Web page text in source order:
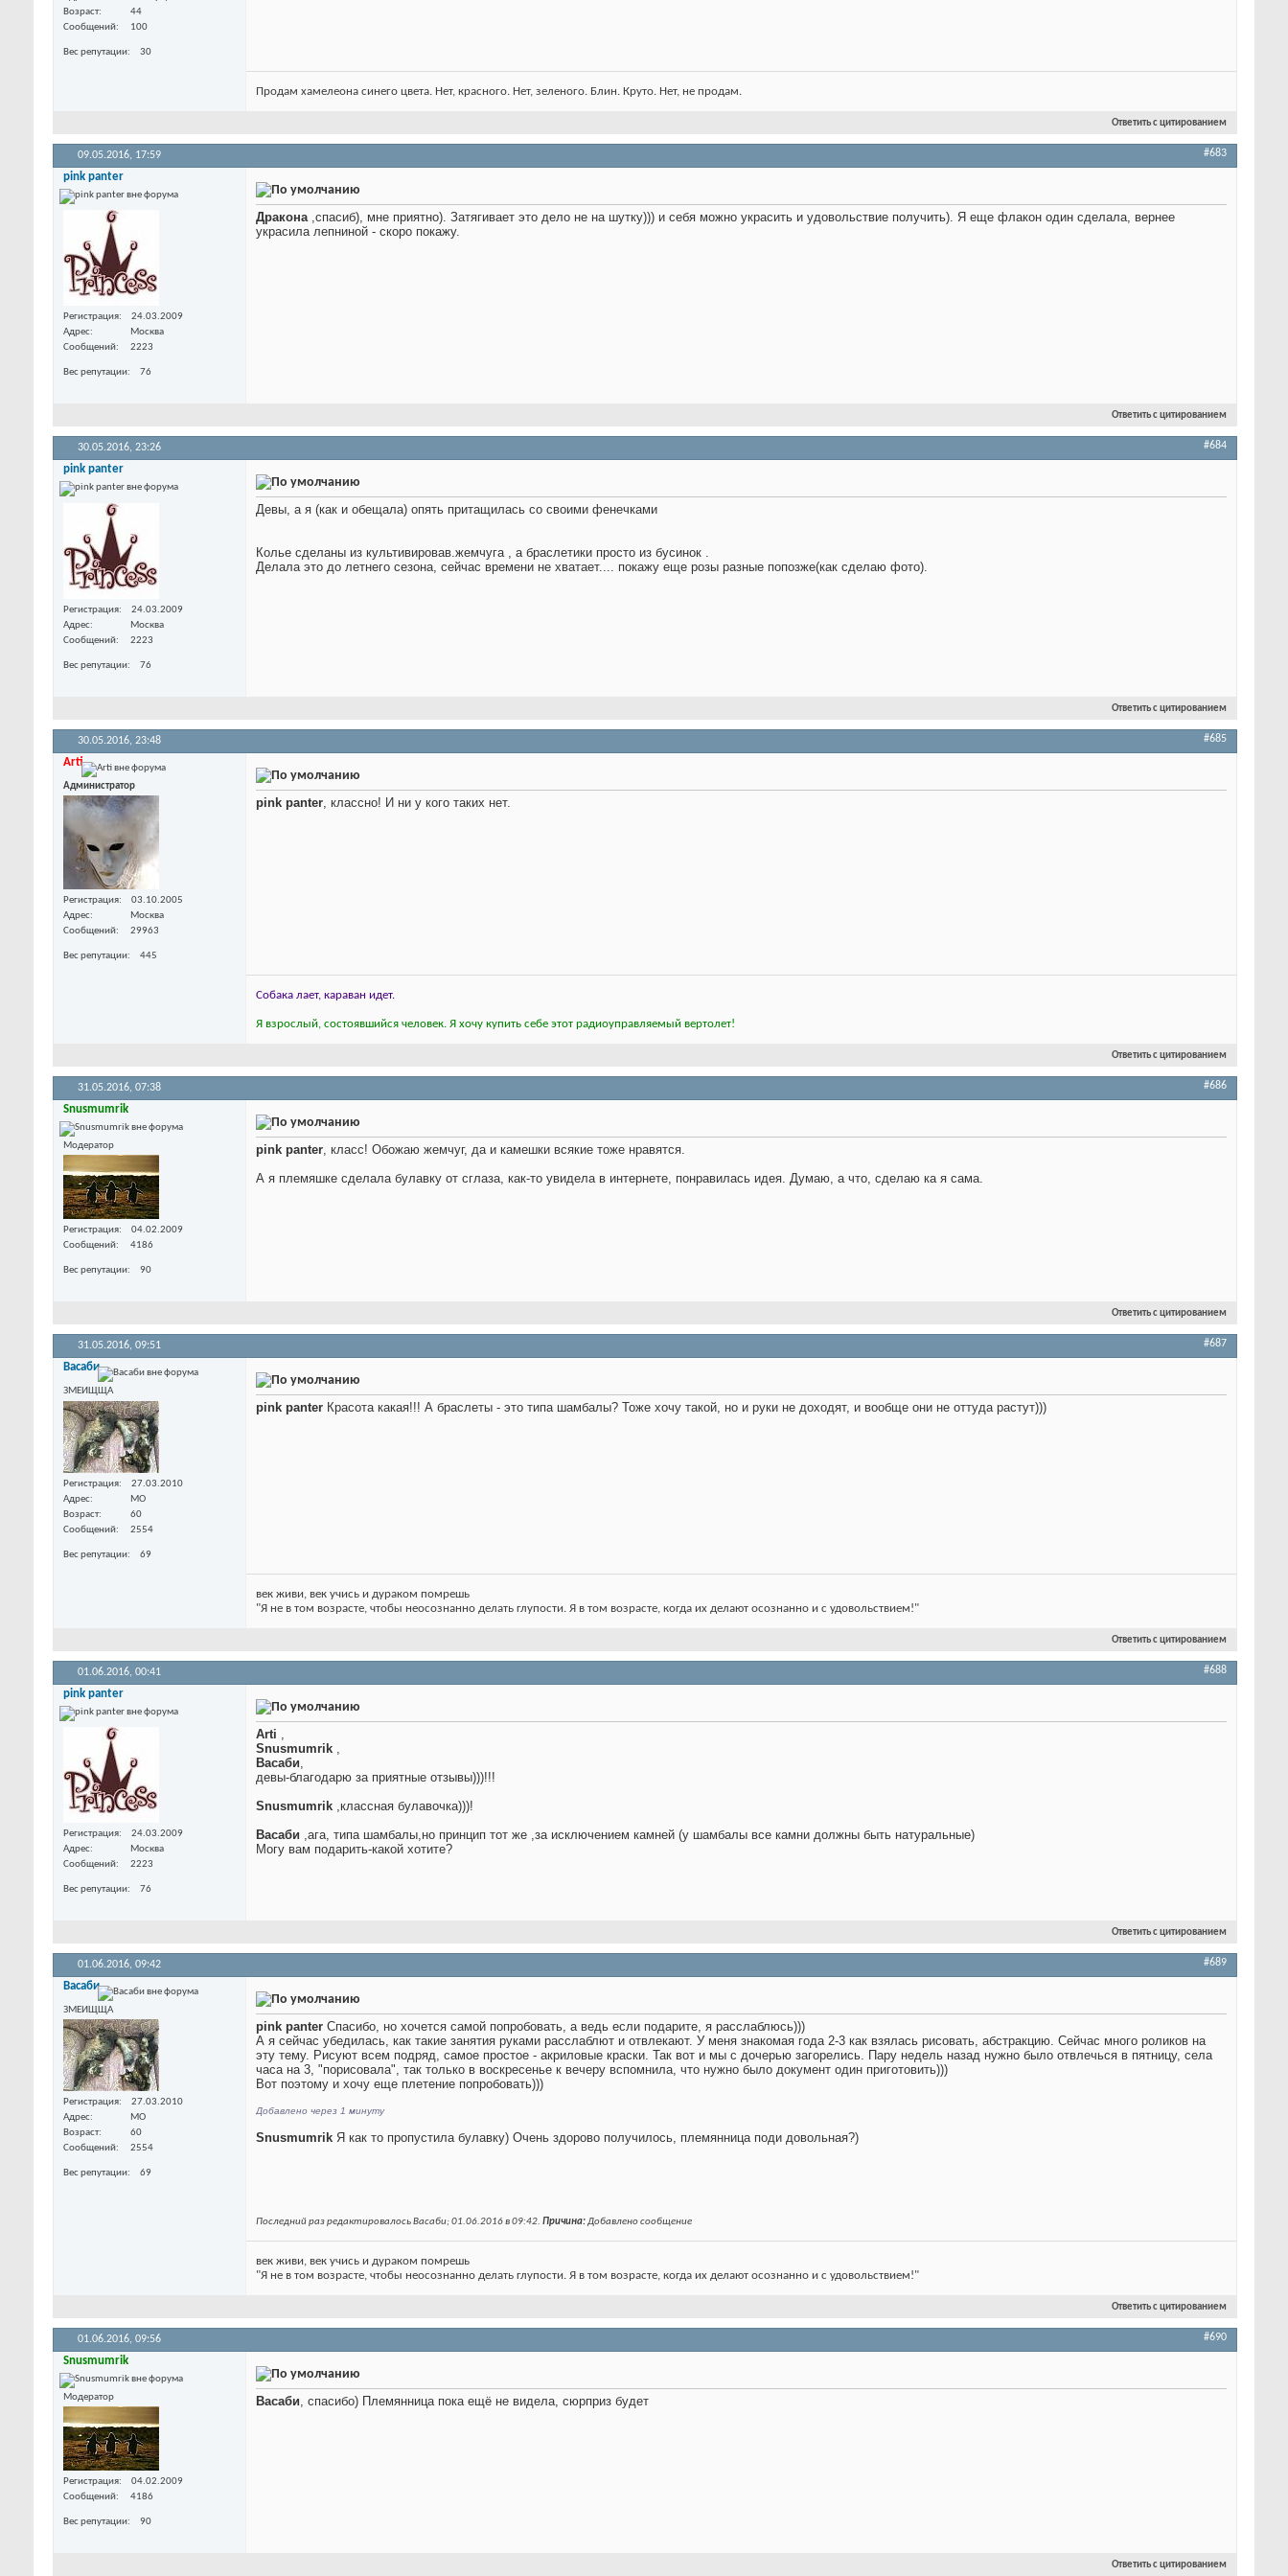
Возраст
44
Сообщений
100
Вес репутации 30
Продам хамелеона синего цвета. Нет, красного. Нет, зеленого. Блин. Круто. Нет, не продам.
Ответить с цитированием
09.05.2016, 17:59 #683
pink panter
Регистрация
24.03.2009
Адрес
Москва
Сообщений
2223
Вес репутации 76
Дракона,спасиб), мне приятно). Затягивает это дело не на шутку))) и себя можно украсить и удовольствие получить). Я еще флакон один сделала, вернее
украсила лепниной - скоро покажу.
Ответить с цитированием
30.05.2016, 23:26 #684
pink panter
Регистрация
24.03.2009
Адрес
Москва
Сообщений
2223
Вес репутации 76
Девы, а я (как и обещала) опять притащилась со своими фенечками
Колье сделаны из культивировав.жемчуга , а браслетики просто из бусинок .
Делала это до летнего сезона, сейчас времени не хватает.... покажу еще розы разные попозже(как сделаю фото).
Ответить с цитированием
30.05.2016, 23:48 #685
Arti
Администратор
Регистрация
03.10.2005
Адрес
Москва
Сообщений
29963
Вес репутации 445
pink panter , классно! И ни у кого таких нет.
Собака лает, караван идет.
Я взрослый, состоявшийся человек. Я хочу купить себе этот радиоуправляемый вертолет!
Ответить с цитированием
31.05.2016, 07:38 #686
Snusmumrik
Модератор
Регистрация
04.02.2009
Сообщений
4186
Вес репутации 90
pink panter, класс! Обожаю жемчуг, да и камешки всякие тоже нравятся.
А я племяшке сделала булавку от сглаза, как-то увидела в интернете, понравилась идея. Думаю, а что, сделаю ка я сама.
Ответить с цитированием
31.05.2016, 09:51 #687
Васаби
ЗМЕИЩЩА
Регистрация
27.03.2010
Адрес
МО
Возраст
60
Сообщений
2554
Вес репутации 69
pink panter Красота какая!!! А браслеты - это типа шамбалы? Тоже хочу такой, но и руки не доходят, и вообще они не оттуда растут)))
век живи, век учись и дураком помрешь
"Я не в том возрасте, чтобы неосознанно делать глупости. Я в том возрасте, когда их делают осознанно и с удовольствием!"
Ответить с цитированием
01.06.2016, 00:41 #688
pink panter
Регистрация
24.03.2009
Адрес
Москва
Сообщений
2223
Вес репутации 76
Arti
Snusmumrik
Васаби
девы-благодарю за приятные отзывы)))!!!
Snusmumrik ,классная булавочка)))!
Васаби ,ага, типа шамбалы,но принцип тот же ,за исключением камней (у шамбалы все камни должны быть натуральные)
Могу вам подарить-какой хотите?
Ответить с цитированием
01.06.2016, 09:42 #689
Васаби
ЗМЕИЩЩА
Регистрация
27.03.2010
Адрес
МО
Возраст
60
Сообщений
2554
Вес репутации 69
pink panter Спасибо, но хочется самой попробовать, а ведь если подарите, я расслаблюсь)))
А я сейчас убедилась, как такие занятия руками расслаблют и отвлекают. У меня знакомая года 2-3 как взялась рисовать, абстракцию. Сейчас много роликов на
эту тему. Рисуют всем подряд, самое простое - акриловые краски. Так вот и мы с дочерью загорелись. Пару недель назад нужно было отвлечься в пятницу, села
часа на 3, "порисовала", так только в воскресенье к вечеру вспомнила, что нужно было документ один приготовить)))
Вот поэтому и хочу еще плетение попробовать)))
Добавлено через 1 минуту
Snusmumrik Я как то пропустила булавку) Очень здорово получилось, племянница поди довольная?)
Последний раз редактировалось Васаби; 01.06.2016 в09:42. Причина:Добавлено сообщение
век живи, век учись и дураком помрешь
"Я не в том возрасте, чтобы неосознанно делать глупости. Я в том возрасте, когда их делают осознанно и с удовольствием!"
Ответить с цитированием
01.06.2016, 09:56 #690
Snusmumrik
Модератор
Регистрация
04.02.2009
Сообщений
4186
Вес репутации 90
Васаби, спасибо) Племянница пока ещё не видела, сюрприз будет
Ответить с цитированием